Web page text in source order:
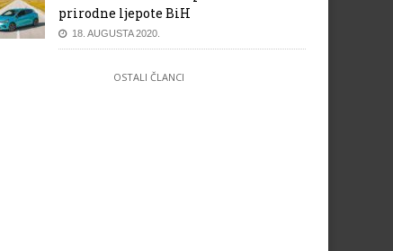
prirodne ljepote BiH
18. AUGUSTA 2020.
OSTALI ČLANCI